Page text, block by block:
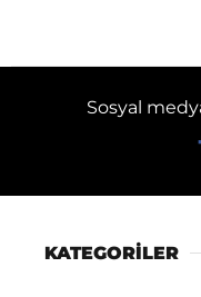
Sosyal
KATEGORİLER